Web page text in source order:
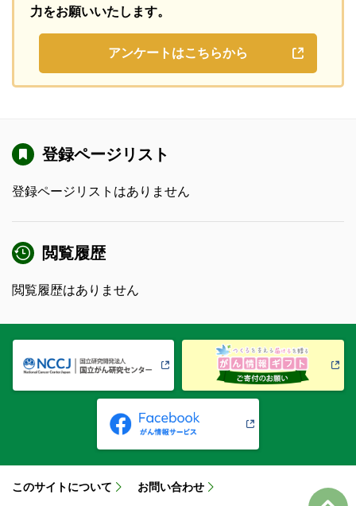
力をお願いいたします。
アンケートはこちらから
登録ページリスト
登録ページリストはありません
閲覧履歴
閲覧履歴はありません
このサイトについて お問い合わせ